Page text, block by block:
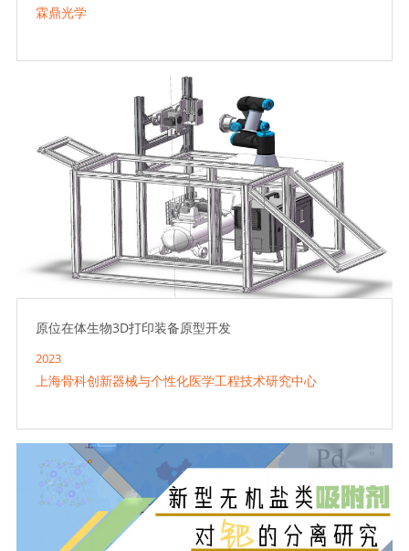
霖鼎光学
原位在体生物3D打印装备原型开发
2023
上海骨科创新器械与个性化医学工程技术研究中心